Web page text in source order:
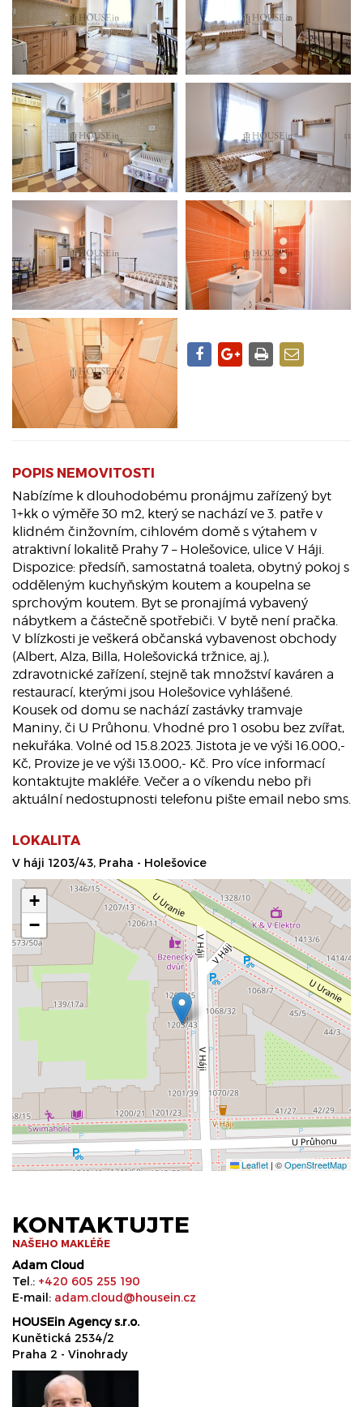
POPIS NEMOVITOSTI
Nabízíme k dlouhodobému pronájmu zařízený byt
1+kk o výměře 30 m2, který se nachází ve 3. patře v
klidném činžovním, cihlovém domě s výtahem v
atraktivní lokalitě Prahy 7 – Holešovice, ulice V Háji.
Dispozice: předsíň, samostatná toaleta, obytný pokoj s
odděleným kuchyňským koutem a koupelna se
sprchovým koutem. Byt se pronajímá vybavený
nábytkem a částečně spotřebiči. V bytě není pračka.
V blízkosti je veškerá občanská vybavenost obchody
(Albert, Alza, Billa, Holešovická tržnice, aj.),
zdravotnické zařízení, stejně tak množství kaváren a
restaurací, kterými jsou Holešovice vyhlášené.
Kousek od domu se nachází zastávky tramvaje
Maniny, či U Průhonu. Vhodné pro 1 osobu bez zvířat,
nekuřáka. Volné od 15.8.2023. Jistota je ve výši 16.000,-
Kč, Provize je ve výši 13.000,- Kč. Pro více informací
kontaktujte makléře. Večer a o víkendu nebo při
aktuální nedostupnosti telefonu pište email nebo sms.
LOKALITA
V háji 1203/43, Praha - Holešovice
+
−
Leaflet| ©OpenStreetMap
KONTAKTUJTE
NAŠEHO MAKLÉŘE
Adam Cloud
Tel.: +420 605 255 190
E-mail: adam.cloud@housein.cz
HOUSEin Agency s.r.o.
Kunětická 2534/2
Praha 2 - Vinohrady